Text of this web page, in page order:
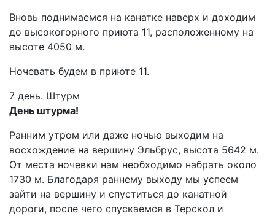
Вновь поднимаемся на канатке наверх и доходим
до высокогорного приюта 11, расположенному на
высоте 4050 м.
Ночевать будем в приюте 11.
7 день. Штурм
День штурма!
Ранним утром или даже ночью выходим на
восхождение на вершину Эльбрус, высота 5642 м.
От места ночевки нам необходимо набрать около
1730 м. Благодаря раннему выходу мы успеем
зайти на вершину и спуститься до канатной
дороги, после чего спускаемся в Терскол и